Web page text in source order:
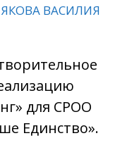
ВАСИЛИЯ
для СРОО
Единство».